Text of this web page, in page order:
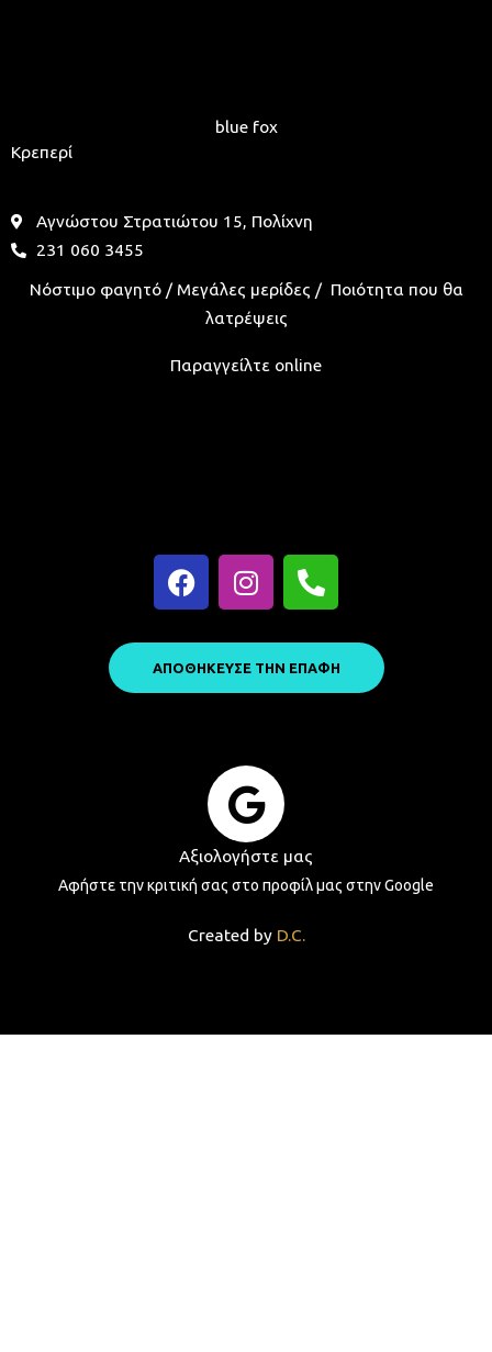
blue fox
Κρεπερί
Αγνώστου Στρατιώτου 15, Πολίχνη
231 060 3455
Νόστιμο φαγητό / Μεγάλες μερίδες / Ποιότητα που θα
λατρέψεις
Παραγγείλτε online
F
a
c
e
b
o
I
n
s
t
a
g
m
P
h
o
n
e
-
ΑΠΟΘΗΚΕΥΣΕ ΤΗΝ ΕΠΑΦΗ
Αξιολογήστε μας
Αφήστε την κριτική σας στο προφίλ μας στην Google
Created by D.C.